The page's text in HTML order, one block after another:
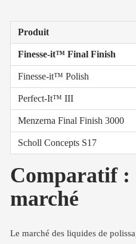
Produit
Finesse-it™ Final Finish
Finesse-it™ Polish
Perfect-It™ III
Menzerna Final Finish 3000
Scholl Concepts S17
Comparatif :
marché
Le marché des liquides de